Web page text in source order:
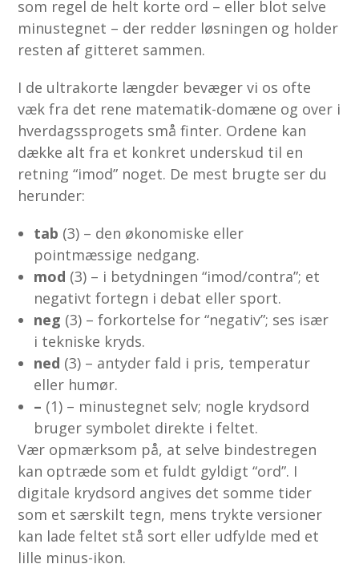
som regel de helt korte ord – eller blot selve
minustegnet – der redder løsningen og holder
resten af gitteret sammen.
I de ultrakorte længder bevæger vi os ofte
væk fra det rene matematik-domæne og over i
hverdagssprogets små finter. Ordene kan
dække alt fra et konkret underskud til en
retning “imod” noget. De mest brugte ser du
herunder:
tab (3) – den økonomiske eller
pointmæssige nedgang.
mod (3) – i betydningen “imod/contra”; et
negativt fortegn i debat eller sport.
neg (3) – forkortelse for “negativ”; ses især
i tekniske kryds.
ned (3) – antyder fald i pris, temperatur
eller humør.
– (1) – minustegnet selv; nogle krydsord
bruger symbolet direkte i feltet.
Vær opmærksom på, at selve bindestregen
kan optræde som et fuldt gyldigt “ord”. I
digitale krydsord angives det somme tider
som et særskilt tegn, mens trykte versioner
kan lade feltet stå sort eller udfylde med et
lille minus-ikon.